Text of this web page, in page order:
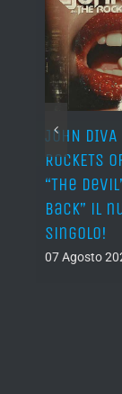
JOHN DIVA
ROCKETS
“The
Back” il
singolo!
07 Agosto